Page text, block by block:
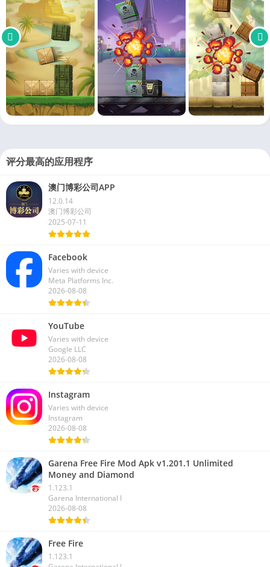
评分最高的应用程序
澳门博彩公司APP
12.0.14
澳门博彩公司
2025-07-11
Facebook
Varies with device
Meta Platforms Inc.
2026-08-08
YouTube
Varies with device
Google LLC
2026-08-08
Instagram
Varies with device
Instagram
2026-08-08
Garena Free Fire Mod Apk v1.201.1 Unlimited
Money and Diamond
1.123.1
Garena International I
2026-08-08
Free Fire
1.123.1